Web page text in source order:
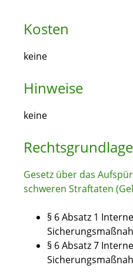
Kosten
keine
Hinweise
keine
Rechtsgrundlage
Gesetz über das
schweren Straftaten
§ 6 Absatz 1 Interne
§ 6 Absatz 7 Interne